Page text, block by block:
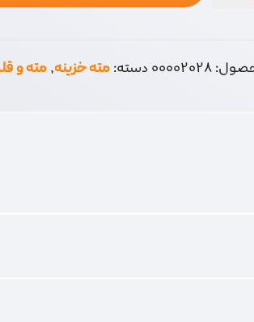
00002028دسته:مته خزینه,مته و